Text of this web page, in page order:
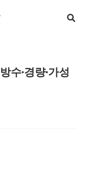
수·경량·가성